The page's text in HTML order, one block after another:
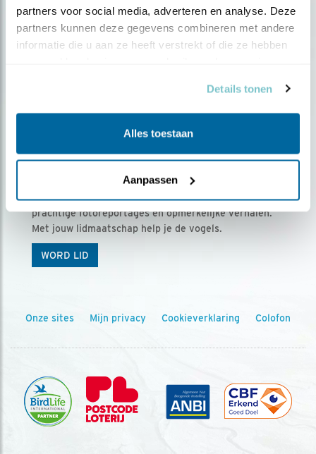
partners voor social media, adverteren en analyse. Deze
partners kunnen deze gegevens combineren met andere
informatie die u aan ze heeft verstrekt of die ze hebben
Details tonen
Alles toestaan
Aanpassen
Ontvang 5 x Vogels voor € 36,00 per jaar
Vogels is het tijdschrift voor onze leden, met
prachtige fotoreportages en opmerkelijke verhalen.
Met jouw lidmaatschap help je de vogels.
WORD LID
Onze sites Mijn privacy Cookieverklaring Colofon